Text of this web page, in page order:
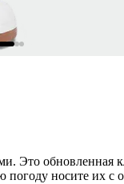
обновленная
носите их